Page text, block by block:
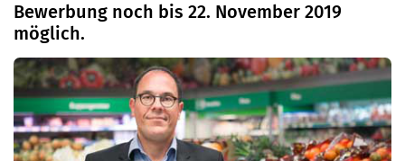
Bewerbung noch bis 22. November 2019
möglich.